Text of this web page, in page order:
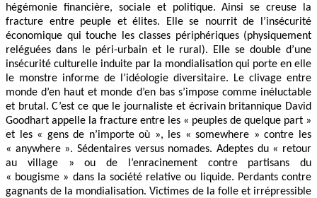
hégémonie financière, sociale et politique. Ainsi se creuse la
fracture entre peuple et élites. Elle se nourrit de l’insécurité
économique qui touche les classes périphériques (physiquement
reléguées dans le péri-urbain et le rural). Elle se double d’une
insécurité culturelle induite par la mondialisation qui porte en elle
le monstre informe de l’idéologie diversitaire. Le clivage entre
monde d’en haut et monde d’en bas s’impose comme inéluctable
et brutal. C’est ce que le journaliste et écrivain britannique David
Goodhart appelle la fracture entre les « peuples de quelque part »
et les « gens de n’importe où », les « somewhere » contre les
« anywhere ». Sédentaires versus nomades. Adeptes du « retour
au village » ou de l’enracinement contre partisans du
« bougisme » dans la société relative ou liquide. Perdants contre
gagnants de la mondialisation. Victimes de la folle et irrépressible